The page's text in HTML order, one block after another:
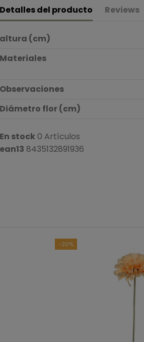
Detalles del producto Reviews
altura (cm)
Materiales
Observaciones
Diámetro flor (cm)
En stock 0 Artículos
ean13 8435132891936
-20%